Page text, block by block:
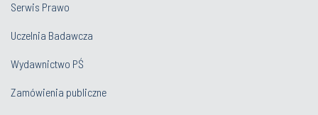
Serwis Prawo
Uczelnia Badawcza
Wydawnictwo PŚ
Zamówienia publiczne